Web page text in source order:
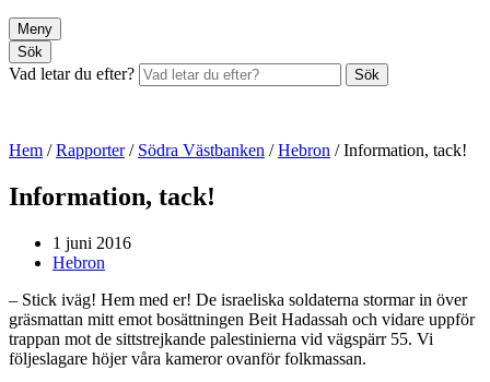
Meny
Sök
Vad letar du efter? Sök
Hem /Rapporter/ Södra Västbanken /Hebron /Information, tack!
Information, tack!
1 juni 2016
Hebron
– Stick iväg! Hem med er! De israeliska soldaterna stormar in över
gräsmattan mitt emot bosättningen Beit Hadassah och vidare uppför
trappan mot de sittstrejkande palestinierna vid vägspärr 55. Vi
följeslagare höjer våra kameror ovanför folkmassan.